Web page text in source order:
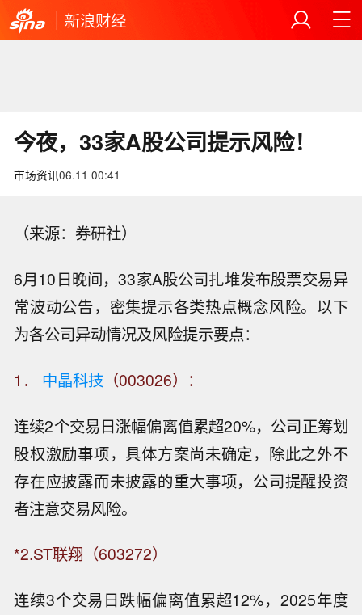
新浪财经
今夜，33家A股公司提示风险！
市场资讯06.11 00:41
（来源：券研社）
6月10日晚间，33家A股公司扎堆发布股票交易异
常波动公告，密集提示各类热点概念风险。以下
为各公司异动情况及风险提示要点：
1． 中晶科技 （003026）：
连续2个交易日涨幅偏离值累超20%，公司正筹划
股权激励事项，具体方案尚未确定，除此之外不
存在应披露而未披露的重大事项，公司提醒投资
者注意交易风险。
*2.ST联翔（603272）
连续3个交易日跌幅偏离值累超12%，2025年度